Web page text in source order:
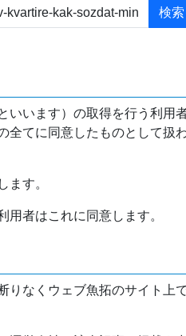
いいます）の取得を行う利用
全てに同意したものとして扱
ます。
者はこれに同意します。
りなくウェブ魚拓のサイト上